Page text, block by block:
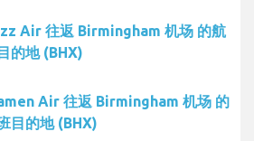
Air 往返 Birmingham 机场 的航
的地 (BHX)
Air 往返 Birmingham 机场 的
目的地 (BHX)